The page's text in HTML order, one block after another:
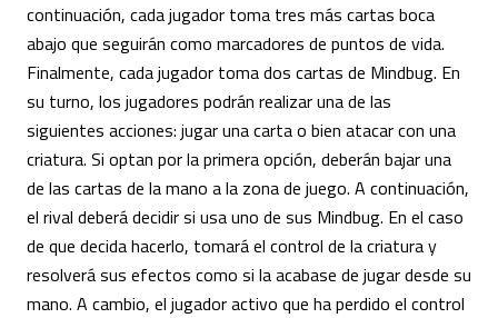
continuación, cada jugador toma tres más cartas boca
abajo que seguirán como marcadores de puntos de vida.
Finalmente, cada jugador toma dos cartas de Mindbug. En
su turno, los jugadores podrán realizar una de las
siguientes acciones: jugar una carta o bien atacar con una
criatura. Si optan por la primera opción, deberán bajar una
de las cartas de la mano a la zona de juego. A continuación,
el rival deberá decidir si usa uno de sus Mindbug. En el caso
de que decida hacerlo, tomará el control de la criatura y
resolverá sus efectos como si la acabase de jugar desde su
mano. A cambio, el jugador activo que ha perdido el control